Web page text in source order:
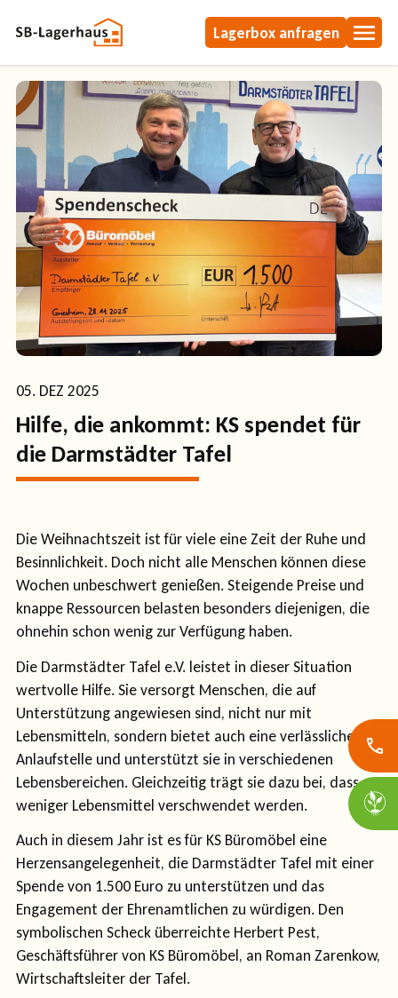
content
Lagerbox anfragen
05. DEZ 2025
Hilfe, die ankommt: KS spendet für
die Darmstädter Tafel
Die Weihnachtszeit ist für viele eine Zeit der Ruhe und
Besinnlichkeit. Doch nicht alle Menschen können diese
Wochen unbeschwert genießen. Steigende Preise und
knappe Ressourcen belasten besonders diejenigen, die
ohnehin schon wenig zur Verfügung haben.
Die Darmstädter Tafel e.V. leistet in dieser Situation
wertvolle Hilfe. Sie versorgt Menschen, die auf
Unterstützung angewiesen sind, nicht nur mit
Lebensmitteln, sondern bietet auch eine verlässliche
Anlaufstelle und unterstützt sie in verschiedenen
Lebensbereichen. Gleichzeitig trägt sie dazu bei, dass
weniger Lebensmittel verschwendet werden.
Auch in diesem Jahr ist es für KS Büromöbel eine
Herzensangelegenheit, die Darmstädter Tafel mit einer
Spende von 1.500 Euro zu unterstützen und das
Engagement der Ehrenamtlichen zu würdigen. Den
symbolischen Scheck überreichte Herbert Pest,
Geschäftsführer von KS Büromöbel, an Roman Zarenkow,
Wirtschaftsleiter der Tafel.